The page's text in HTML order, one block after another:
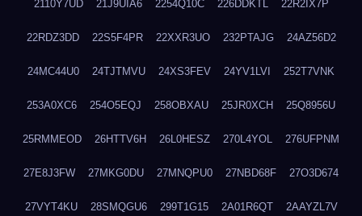
2110Y7UD 21J9UIA6 2254Q10C 226DDKTL 22R2IX7P
22RDZ3DD 22S5F4PR 22XXR3UO 232PTAJG 24AZ56D2
24MC44U0 24TJTMVU 24XS3FEV 24YV1LVI 252T7VNK
253A0XC6 254O5EQJ 258OBXAU 25JR0XCH 25Q8956U
25RMMEOD 26HTTV6H 26L0HESZ 270L4YOL 276UFPNM
27E8J3FW 27MKG0DU 27MNQPU0 27NBD68F 27O3D674
27VYT4KU 28SMQGU6 299T1G15 2A01R6QT 2AAYZL7V